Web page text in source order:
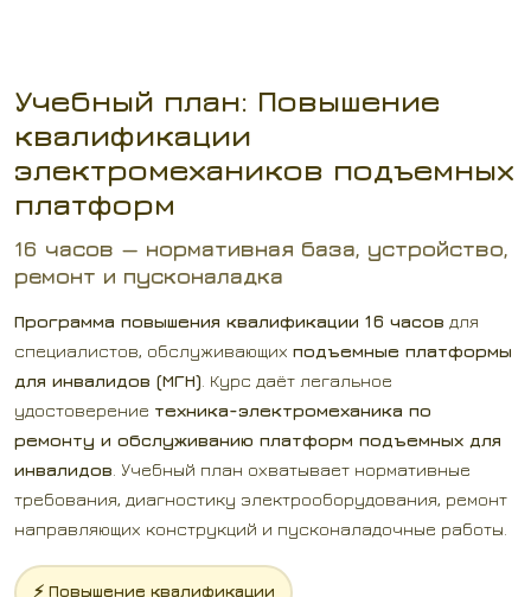
Учебный план: Повышение
квалификации
электромехаников подъемных
платформ
16 часов — нормативная база, устройство,
ремонт и пусконаладка
Программа повышения квалификации 16 часов для
специалистов, обслуживающих подъемные платформы
для инвалидов (МГН) . Курс даёт легальное
удостоверение техника-электромеханика по
ремонту и обслуживанию платформ подъемных для
инвалидов . Учебный план охватывает нормативные
требования, диагностику электрооборудования, ремонт
направляющих конструкций и пусконаладочные работы.
⚡ Повышение квалификации